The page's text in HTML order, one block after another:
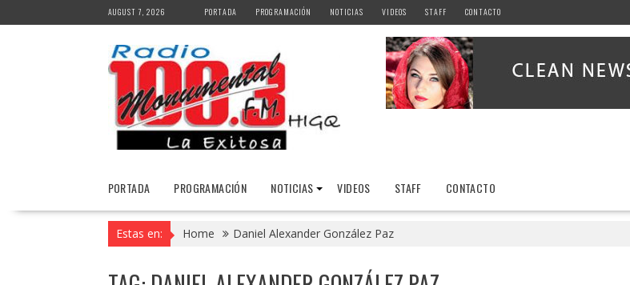
to
AUGUST 7, 2026 PORTADA PROGRAMACIÓN NOTICIAS VIDEOS STAFF CONTACTO
PORTADA PROGRAMACIÓN NOTICIAS VIDEOS STAFF CONTACTO
Estas en: Home Daniel Alexander González Paz